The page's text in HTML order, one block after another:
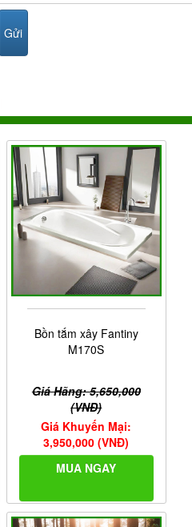
Bồn tắm xây Fantiny
M170S
Giá Hãng: 5,650,000
(VNĐ)
Giá Khuyến Mại:
3,950,000 (VNĐ)
MUA NGAY